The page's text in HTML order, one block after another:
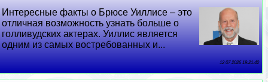
Интересные факты о Брюсе Уиллисе – это
отличная возможность узнать больше о
голливудских актерах. Уиллис является
одним из самых востребованных и...
12 07 2026 19:21:42